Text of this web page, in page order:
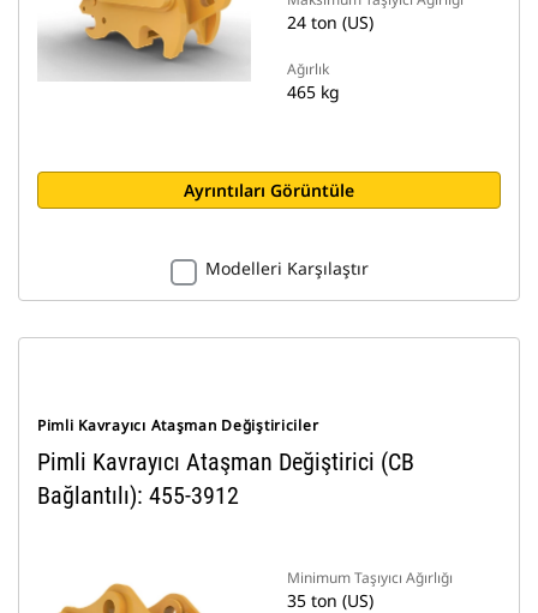
24 ton (US)
Ağırlık
465 kg
Ayrıntıları Görüntüle
Modelleri Karşılaştır
Pimli Kavrayıcı Ataşman Değiştiriciler
Pimli Kavrayıcı Ataşman Değiştirici (CB
Bağlantılı): 455-3912
Minimum Taşıyıcı Ağırlığı
35 ton (US)